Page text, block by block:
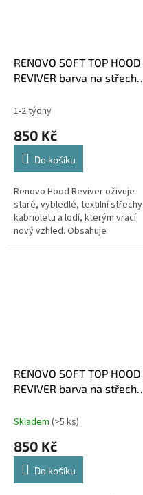
RENOVO SOFT TOP HOOD
REVIVER barva na střechy
1-2 týdny
850 Kč
Do košíku
Renovo Hood Reviver oživuje
staré, vybledlé, textilní střechy
kabrioletu a lodí, kterým vrací
nový vzhled. Obsahuje
permanentní barviva na vodní
RENOVO SOFT TOP HOOD
REVIVER barva na střechy
Skladem (>5 ks)
850 Kč
Do košíku